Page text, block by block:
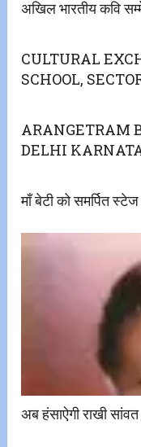
अखिल भारतीय कवि
CULTURAL
SCHOOL,
ARANGETRAM
DELHI
माँ बेटी को समर्पित
अब हंसाऐगी राखी सांवत